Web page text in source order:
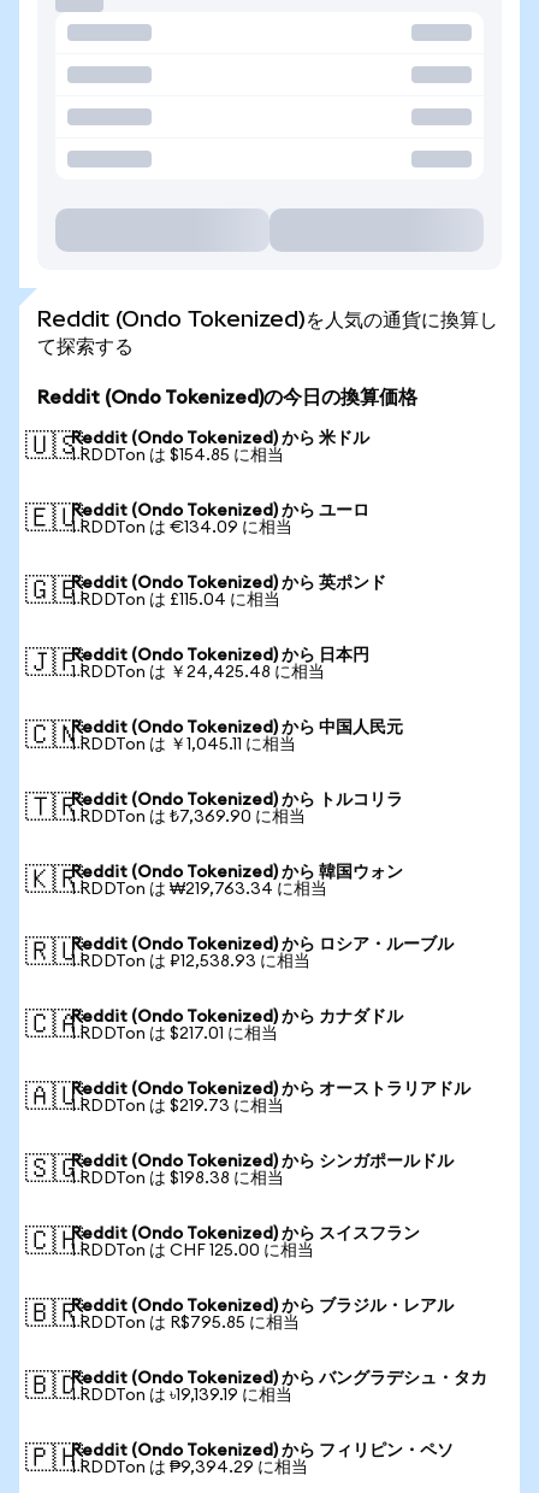
Reddit (Ondo Tokenized)を人気の通貨に換算し
て探索する
Reddit (Ondo Tokenized)の今日の換算価格
🇺🇸Reddit (Ondo Tokenized) から 米ドル
1 RDDTon は $154.85 に相当
🇪🇺Reddit (Ondo Tokenized) から ユーロ
1 RDDTon は €134.09 に相当
🇬🇧Reddit (Ondo Tokenized) から 英ポンド
1 RDDTon は £115.04 に相当
🇯🇵Reddit (Ondo Tokenized) から 日本円
1 RDDTon は ￥24,425.48 に相当
🇨🇳Reddit (Ondo Tokenized) から 中国人民元
1 RDDTon は ￥1,045.11 に相当
🇹🇷Reddit (Ondo Tokenized) から トルコリラ
1 RDDTon は ₺7,369.90 に相当
🇰🇷Reddit (Ondo Tokenized) から 韓国ウォン
1 RDDTon は ₩219,763.34 に相当
🇷🇺Reddit (Ondo Tokenized) から ロシア・ルーブル
1 RDDTon は ₽12,538.93 に相当
🇨🇦Reddit (Ondo Tokenized) から カナダドル
1 RDDTon は $217.01 に相当
🇦🇺Reddit (Ondo Tokenized) から オーストラリアドル
1 RDDTon は $219.73 に相当
🇸🇬Reddit (Ondo Tokenized) から シンガポールドル
1 RDDTon は $198.38 に相当
🇨🇭Reddit (Ondo Tokenized) から スイスフラン
1 RDDTon は CHF 125.00 に相当
🇧🇷Reddit (Ondo Tokenized) から ブラジル・レアル
1 RDDTon は R$795.85 に相当
🇧🇩Reddit (Ondo Tokenized) から バングラデシュ・タカ
1 RDDTon は ৳19,139.19 に相当
🇵🇭Reddit (Ondo Tokenized) から フィリピン・ペソ
1 RDDTon は ₱9,394.29 に相当